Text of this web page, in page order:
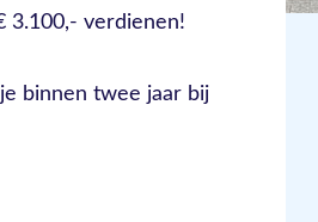
3.100,- verdienen!
binnen twee jaar bij